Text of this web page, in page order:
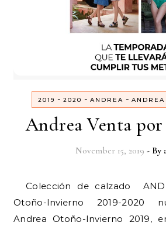
2019 - 2020 - ANDREA - ANDREA
Andrea Venta
November 15, 2019 - By
Colección de calzado ANDREA ( Actuales )
Otoño-Invierno 2019-2020
Andrea Otoño-Invierno 2019,